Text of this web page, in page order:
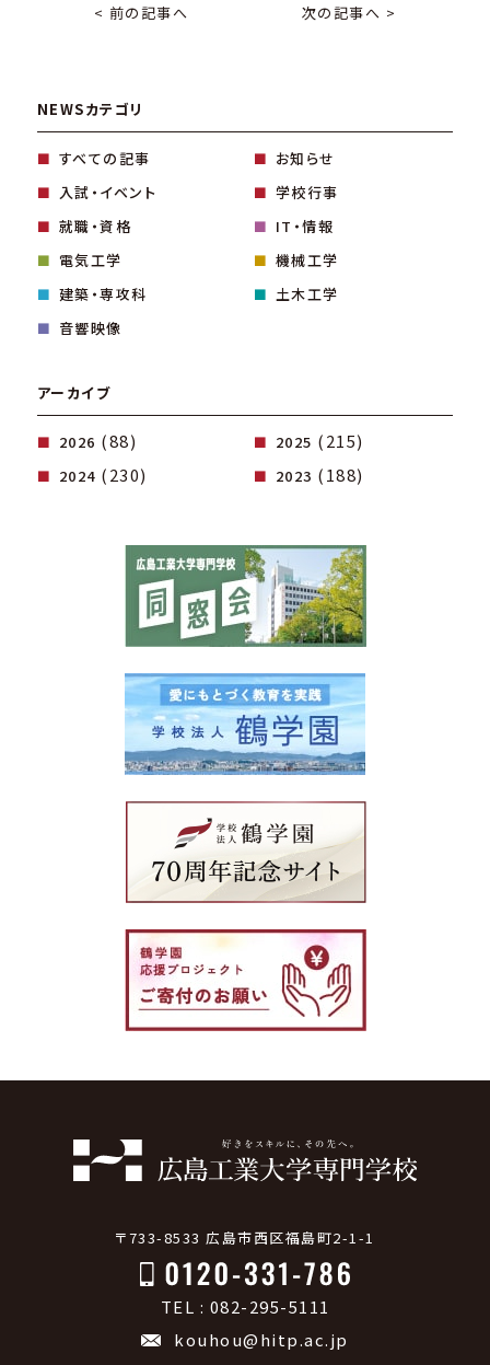
< 前の記事へ 次の記事へ >
NEWSカテゴリ
すべての記事
お知らせ
入試・イベント
学校行事
就職・資格
IT・情報
電気工学
機械工学
建築・専攻科
土木工学
音響映像
アーカイブ
2026 (88) 2025 (215)
2024 (230) 2023 (188)
〒733-8533 広島市西区福島町2-1-1
TEL : 082-295-5111
kouhou@hitp.ac.jp